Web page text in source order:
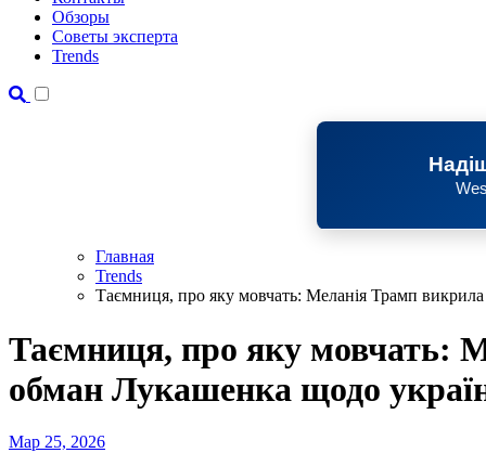
Обзоры
Советы эксперта
Trends
Главная
Trends
Таємниця, про яку мовчать: Меланія Трамп
Таємниця, про яку мовчать:
обман Лукашенка щодо
Мар 25, 2026